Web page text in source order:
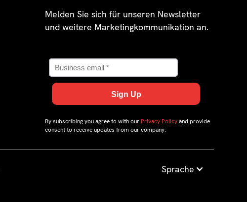
Melden Sie sich für unseren Newsletter
und weitere Marketingkommunikation an.
By subscribing you agree to with our Privacy Policyand provide
consent to receive updates from our company.
Sprache